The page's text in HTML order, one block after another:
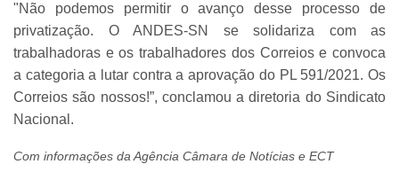
"Não podemos permitir o avanço desse processo de
privatização. O ANDES-SN se solidariza com as
trabalhadoras e os trabalhadores dos Correios e convoca
a categoria a lutar contra a aprovação do PL 591/2021. Os
Correios são nossos!”, conclamou a diretoria do Sindicato
Nacional.
Com informações da Agência Câmara de Notícias e ECT